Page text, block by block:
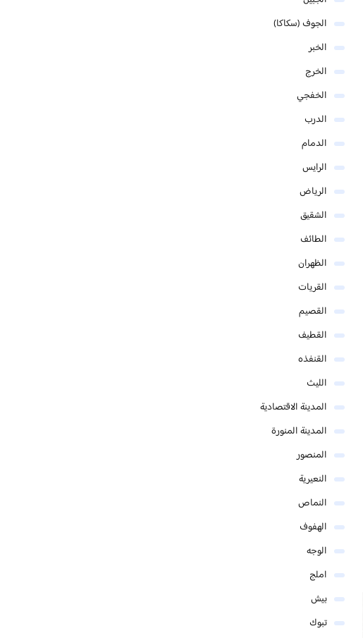
الجوف (سكاكا)
الخبر
الخرج
الخفجي
الدرب
الدمام
الرايس
الرياض
الشقيق
الطائف
الظهران
القريات
القصيم
القطيف
القنفذه
الليث
المدينة الاقتصادية
المدينة المنورة
المنصور
النعيرية
النماص
الهفوف
الوجه
املج
بيش
تبوك